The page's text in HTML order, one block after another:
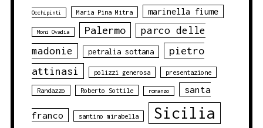
Occhipinti Maria Pina Mitra marinella fiume
Moni Ovadia Palermo
parco delle
madonie
petralia sottana
pietro
attinasi
polizzi generosa presentazione
Randazzo Roberto Sottile romanzo santa
franco santino mirabella Sicilia